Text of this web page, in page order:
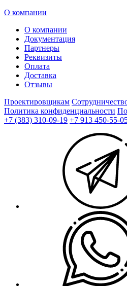
О компании
О компании
Документация
Партнеры
Реквизиты
Оплата
Доставка
Отзывы
Проектировщикам
Политика конфиденциальности
+7 (383) 310-09-19 +7 913 450-55-